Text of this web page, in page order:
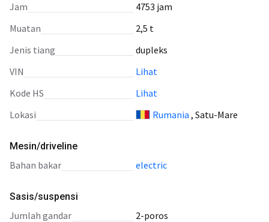
Jam
4753 jam
Muatan
2,5 t
Jenis tiang
dupleks
VIN
Lihat
Kode HS
Lihat
Lokasi
Rumania , Satu-Mare
Mesin/driveline
bahan bakar electric
Sasis/suspensi
jumlah gandar 2-poros